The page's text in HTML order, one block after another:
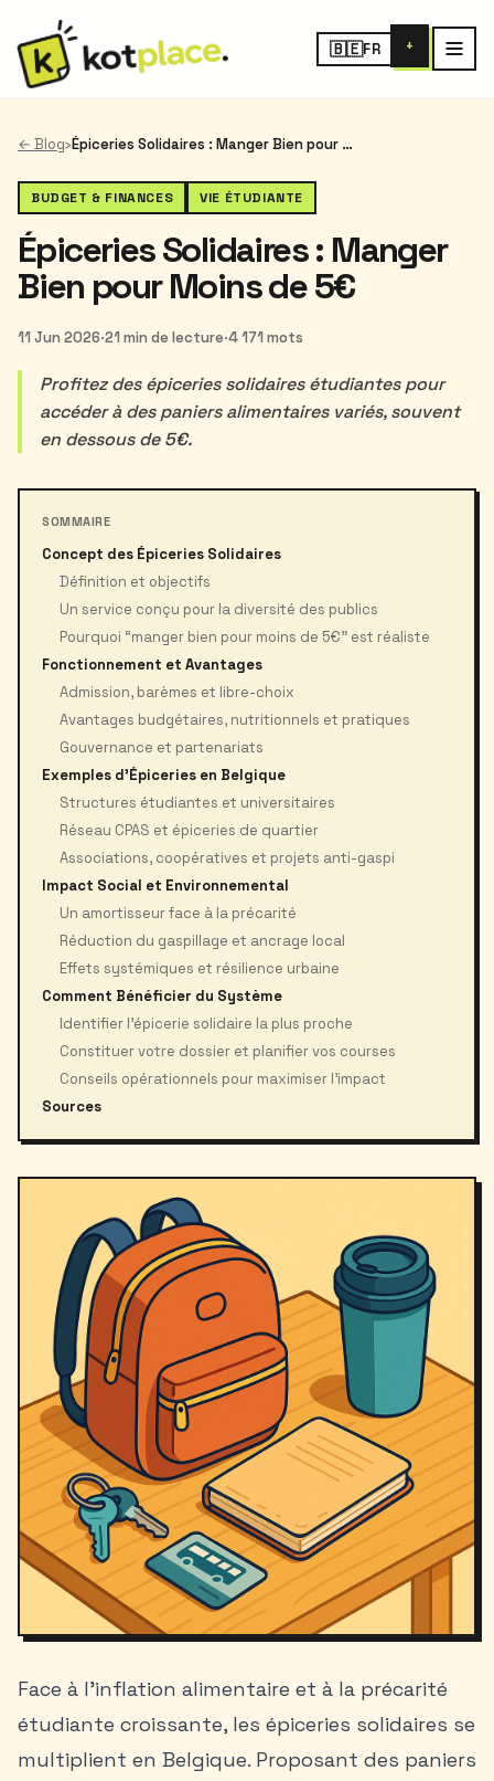
🇧🇪FR +
← Blog› Épiceries Solidaires : Manger Bien pour Moins de 5€
BUDGET & FINANCES VIE ÉTUDIANTE
Épiceries Solidaires : Manger
Bien pour Moins de 5€
11 Jun 2026·21 min de lecture·4 171 mots
Profitez des épiceries solidaires étudiantes pour
accéder à des paniers alimentaires variés, souvent
en dessous de 5€.
SOMMAIRE
Concept des Épiceries Solidaires
Définition et objectifs
Un service conçu pour la diversité des publics
Pourquoi “manger bien pour moins de 5€” est réaliste
Fonctionnement et Avantages
Admission, barèmes et libre-choix
Avantages budgétaires, nutritionnels et pratiques
Gouvernance et partenariats
Exemples d'Épiceries en Belgique
Structures étudiantes et universitaires
Réseau CPAS et épiceries de quartier
Associations, coopératives et projets anti-gaspi
Impact Social et Environnemental
Un amortisseur face à la précarité
Réduction du gaspillage et ancrage local
Effets systémiques et résilience urbaine
Comment Bénéficier du Système
Identifier l’épicerie solidaire la plus proche
Constituer votre dossier et planifier vos courses
Conseils opérationnels pour maximiser l’impact
Sources
Face à l’inflation alimentaire et à la précarité
étudiante croissante, les épiceries solidaires se
multiplient en Belgique. Proposant des paniers